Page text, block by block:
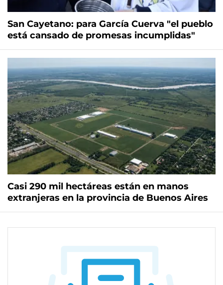
San Cayetano: para García Cuerva "el pueblo
está cansado de promesas incumplidas"
Casi 290 mil hectáreas están en manos
extranjeras en la provincia de Buenos Aires